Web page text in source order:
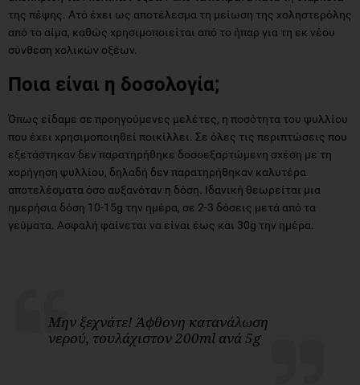
της πέψης. Ατό έχει ως αποτέλεσμα τη μείωση της χοληστερόλης
από το αίμα, καθώς χρησιμοποιείται από το ήπαρ για τη εκ νέου
σύνθεση χολικών οξέων.
Ποια είναι η δοσολογία;
Όπως είδαμε σε προηγούμενες μελέτες, η ποσότητα του ψυλλίου
που έχει χρησιμοποιηθεί ποικίλλει. Σε όλες τις περιπτώσεις που
εξετάστηκαν δεν παρατηρήθηκε δοσοεξαρτώμενη σχέση με τη
χορήγηση ψυλλίου, δηλαδή δεν παρατηρήθηκαν καλυτέρα
αποτελέσματα όσο αυξανόταν η δόση. Ιδανική θεωρείται μια
ημερήσια δόση 10-15g την ημέρα, σε 2-3 δόσεις μετά από τα
γεύματα. Ασφαλή φαίνεται να είναι έως και 30g την ημέρα.
Μην ξεχνάτε!Άφθονη κατανάλωση
νερού, τουλάχιστον 200ml ανά 5g